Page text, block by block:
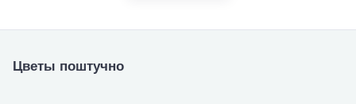
Цветы поштучно